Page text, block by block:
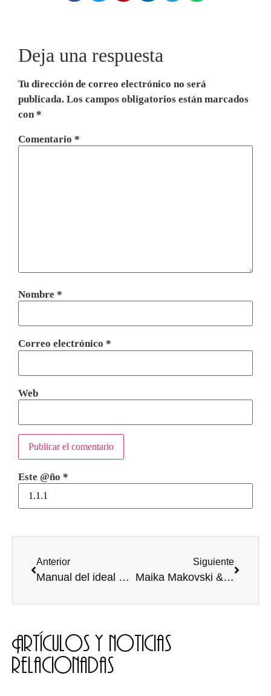
Deja una respuesta
Tu dirección de correo electrónico no será
publicada. Los campos obligatorios están marcados
con *
Comentario *
Nombre *
Correo electrónico *
Web
Este @ño *
Anterior
Manual del ideal de mujer (blanca)
Siguiente
Maika Makovski & Brossa Quartet en Burgos
Artículos y noticias
relacionadas